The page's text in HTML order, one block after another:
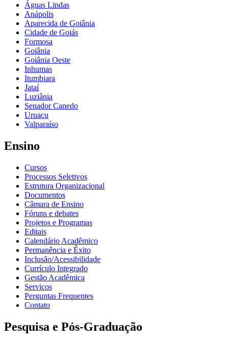
Águas Lindas
Anápolis
Aparecida de Goiânia
Cidade de Goiás
Formosa
Goiânia
Goiânia Oeste
Inhumas
Itumbiara
Jataí
Luziânia
Senador Canedo
Uruaçu
Valparaíso
Ensino
Cursos
Processos Seletivos
Estrutura Organizacional
Documentos
Câmara de Ensino
Fóruns e debates
Projetos e Programas
Editais
Calendário Acadêmico
Permanência e Êxito
Inclusão/Acessibilidade
Currículo Integrado
Gestão Acadêmica
Serviços
Perguntas Frequentes
Contato
Pesquisa e Pós-Graduação